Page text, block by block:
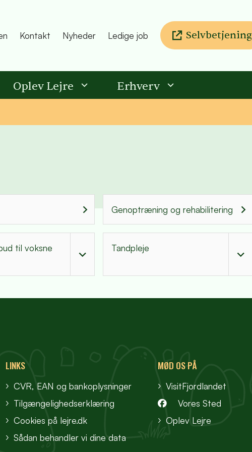
Kontakt Nyheder Ledige job Selvbetjening
Oplev Lejre Erhverv
Genoptræning og rehabilitering
til voksne Tandpleje
LINKS
CVR, EAN og bankoplysninger
Tilgængelighedserklæring
Cookies på lejre.dk
Sådan behandler vi dine data
MØD OS PÅ
VisitFjordlandet
Vores Sted
Oplev Lejre